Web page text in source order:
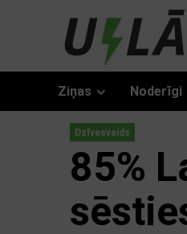
Ziņas Noderīgi
Dzīvesveids
85%